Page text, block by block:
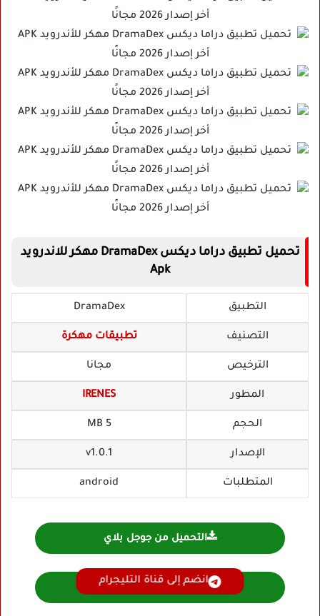
تحميل تطبيق دراما ديكس DramaDex مهكر للاندرويد
Apk
التطبيق DramaDex
التصنيف تطبيقات مهكرة
الترخيص مجانا
المطور IRENES
الحجم 5 MB
الإصدار v1.0.1
المتطلبات android
التحميل من جوجل بلاي
تحميل DramaDex مهكر
انضم إلى قناة التليجرام